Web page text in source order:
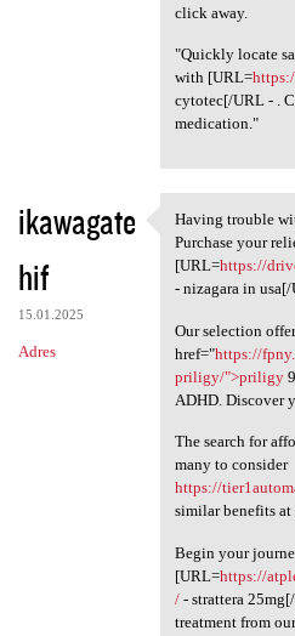
click away.
"Quickly locate
with [URL=
cytotec[/URL - .
medication."
ikawagate
hif
15.01.2025
Adres
Having
Having trouble
Purchase your
[URL=https://
- nizagara in usa[/
Our selection
href="https://
priligy/">priligy
ADHD. Discover
The search for
many to consider
https://
similar benefits at
Begin your
[URL=https://
/- strattera
treatment from